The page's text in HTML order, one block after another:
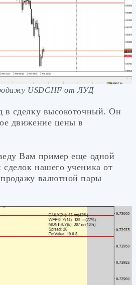
USDСHF от ЛУД
в сделку высокоточный. Он
движение цены в
Вам пример еще одной
нашего ученика от
валютной пары